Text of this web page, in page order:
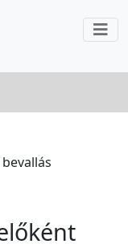
bevallás